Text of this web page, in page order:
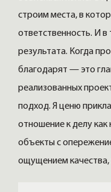
строим места, в
ответственность. И
результата. Когда
благодарят — это
реализованных
подход. Я ценю
отношение к делу как
объекты с
ощущением качества,